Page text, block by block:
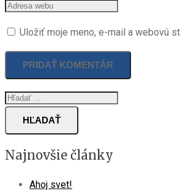
Uložiť moje meno, e-mail a webovú
HĽADAŤ
Najnovšie články
Ahoj svet!